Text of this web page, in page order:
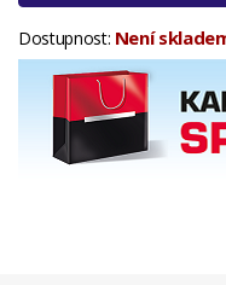
Dostupnost: Není